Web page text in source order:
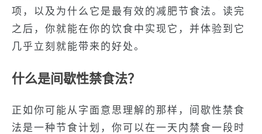
项，以及为什么它是最有效的减肥节食法。读完
之后，你就能在你的饮食中实现它，并体验到它
几乎立刻就能带来的好处。
什么是间歇性禁食法？
正如你可能从字面意思理解的那样，间歇性禁食
法是一种节食计划，你可以在一天内禁食一段时